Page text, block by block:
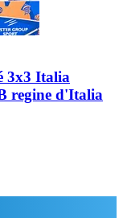
3x3 Italia
regine d'Italia